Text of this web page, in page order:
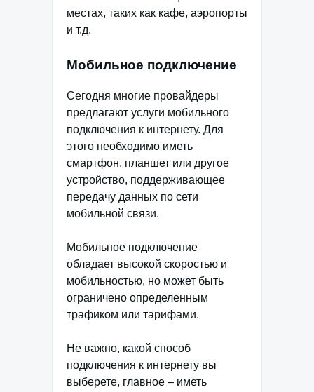
местах, таких как кафе, аэропорты
и т.д.
Мобильное подключение
Сегодня многие провайдеры
предлагают услуги мобильного
подключения к интернету. Для
этого необходимо иметь
смартфон, планшет или другое
устройство, поддерживающее
передачу данных по сети
мобильной связи.
Мобильное подключение
обладает высокой скоростью и
мобильностью, но может быть
ограничено определенным
трафиком или тарифами.
Не важно, какой способ
подключения к интернету вы
выберете, главное – иметь